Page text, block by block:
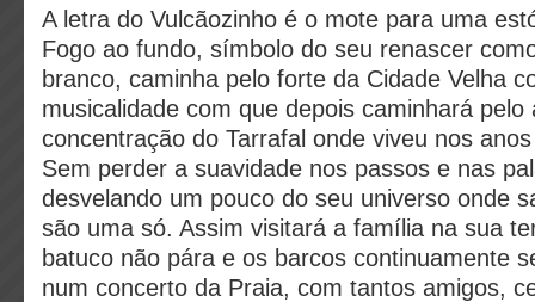
A letra do Vulcãozinho é o mote para uma
Fogo ao fundo, símbolo do seu renascer
branco, caminha pelo forte da Cidade Velha
musicalidade com que depois caminhará pelo
concentração do Tarrafal onde viveu nos
Sem perder a suavidade nos passos e nas
desvelando um pouco do seu universo onde
são uma só. Assim visitará a família na sua
batuco não pára e os barcos continuamente
num concerto da Praia, com tantos amigos,